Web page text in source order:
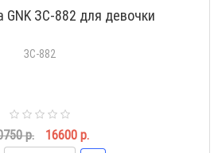
GNK ЗС-882 для девочки
ЗС-882
р. 16600 р.